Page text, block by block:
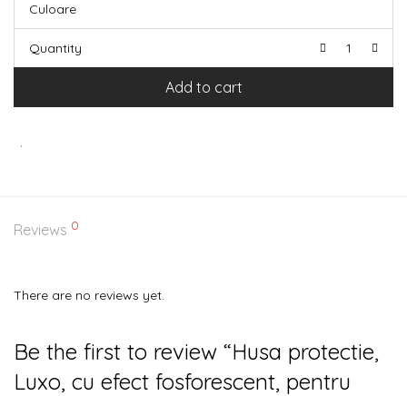
Culoare
Quantity
Add to cart
Reviews 0
There are no reviews yet.
Be the first to review “Husa protectie,
Luxo, cu efect fosforescent, pentru